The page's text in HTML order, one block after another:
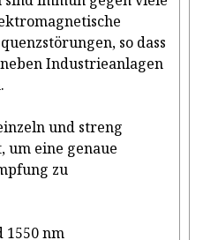
so dass
Industrieanlagen
und streng
eine genaue
zu
1550 nm